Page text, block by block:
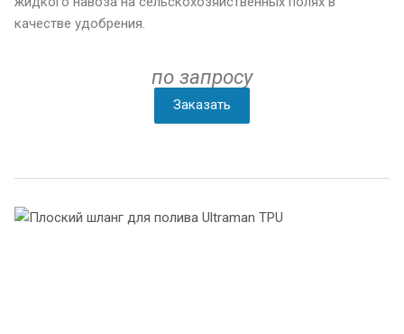
качестве удобрения.
по запросу
Заказать